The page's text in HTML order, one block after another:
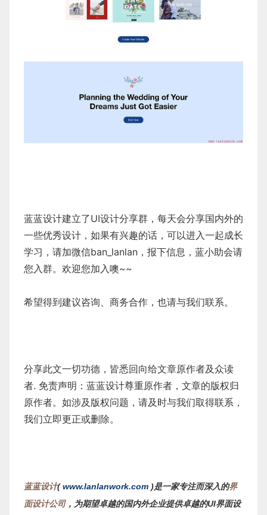
蓝蓝设计建立了UI设计分享群，每天会分享国内外的
一些优秀设计，如果有兴趣的话，可以进入一起成长
学习，请加微信ban_lanlan，报下信息，蓝小助会请
您入群。欢迎您加入噢~~
希望得到建议咨询、商务合作，也请与我们联系。
分享此文一切功德，皆悉回向给文章原作者及众读
者. 免责声明：蓝蓝设计尊重原作者，文章的版权归
原作者。如涉及版权问题，请及时与我们取得联系，
我们立即更正或删除。
蓝蓝设计(www.lanlanwork.com )是一家专注而深入的界
面设计公司，为期望卓越的国内外企业提供卓越的UI界面设